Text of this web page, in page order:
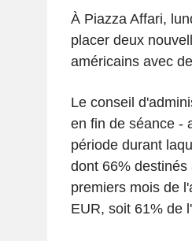
À Piazza Affari,
placer deux
américains avec
Le conseil
en fin de séance -
période durant
dont 66%
premiers mois de
EUR, soit 61% de